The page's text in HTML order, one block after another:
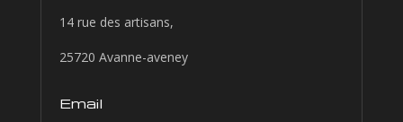
14 rue des artisans,
25720 Avanne-aveney
Email